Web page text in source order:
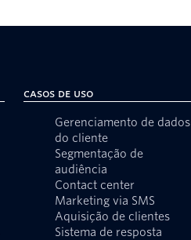
Casos de uso
Gerenciamento de dados
do cliente
Segmentação de
audiência
Contact center
Marketing via SMS
Aquisição de clientes
Sistema de resposta